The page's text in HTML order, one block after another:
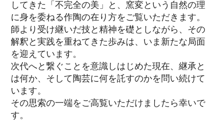
してきた「不完全の美」と、窯変という自然の理
に身を委ねる作陶の在り方をご覧いただきます。
師より受け継いだ技と精神を礎としながら、その
解釈と実践を重ねてきた歩みは、いま新たな局面
を迎えています。
次代へと繋ぐことを意識しはじめた現在、継承と
は何か、そして陶芸に何を託すのかを問い続けて
います。
その思索の一端をご高覧いただけましたら幸いで
す。